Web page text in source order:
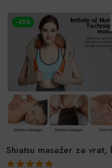
-45%